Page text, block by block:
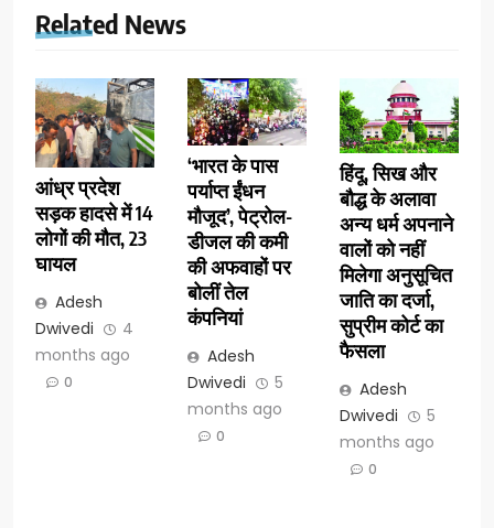
Related News
आंध्र प्रदेश
सड़क हादसे में 14
लोगों की मौत, 23
घायल
Adesh
Dwivedi
4
months ago
0
‘भारत के पास
पर्याप्त ईंधन
मौजूद’, पेट्रोल-
डीजल की कमी
की अफवाहों पर
बोलीं तेल
कंपनियां
Adesh
Dwivedi
5
months ago
0
हिंदू, सिख और
बौद्ध के अलावा
अन्य धर्म अपनाने
वालों को नहीं
मिलेगा अनुसूचित
जाति का दर्जा,
सुप्रीम कोर्ट का
फैसला
Adesh
Dwivedi
5
months ago
0